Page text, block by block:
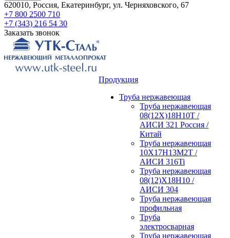
620010, Россия, Екатеринбург, ул. Черняховского, 67
+7 800 2500 710
+7 (343) 216 54 30
Заказать звонок
Продукция
Труба нержавеющая
Труба нержавеющая
08(12Х)18Н10Т /
АИСИ 321 Россия /
Китай
Труба нержавеющая
10Х17Н13М2Т /
АИСИ 316Ti
Труба нержавеющая
08(12)Х18Н10 /
АИСИ 304
Труба нержавеющая
профильная
Труба
электросварная
Труба нержавеющая